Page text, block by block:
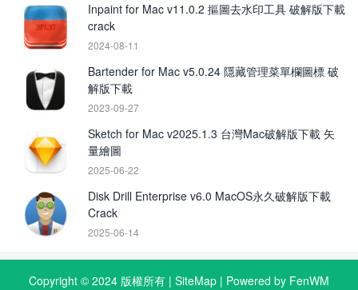
Inpaint for Mac v11.0.2 摳圖去水印工具 破解版下載
crack
2024-08-11
Bartender for Mac v5.0.24 隱藏管理菜單欄圖標 破
解版下載
2023-09-27
Sketch for Mac v2025.1.3 台灣Mac破解版下載 矢
量繪圖
2025-06-22
Disk Drill Enterprise v6.0 MacOS永久破解版下載
Crack
2025-06-14
Copyright © 2024 版權所有 | SiteMap | Powered by FenWM